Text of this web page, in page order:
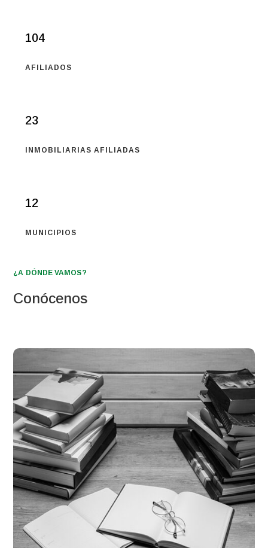
104
AFILIADOS
23
INMOBILIARIAS AFILIADAS
12
MUNICIPIOS
¿A DÓNDE VAMOS?
Conócenos